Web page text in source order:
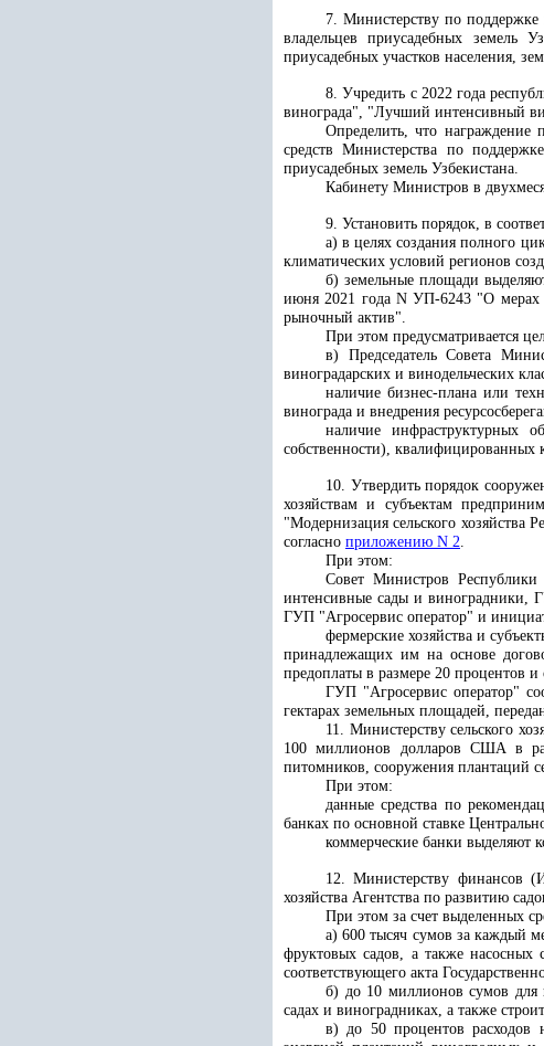
7. Министерству по
владельцев приусадебных земель
приусадебных участков населения,
8. Учредить с 2022 года
винограда", "Лучший интенсивный
Определить, что награждение
средств Министерства по
приусадебных земель Узбекистана.
Кабинету Министров в
9. Установить порядок, в
а) в целях создания полного
климатических условий регионов
б) земельные площади
июня 2021 года N УП-6243 "О мерах
рыночный актив".
При этом предусматривается
в) Председатель Совета
виноградарских и винодельческих
наличие бизнес-плана или
винограда и внедрения
наличие инфраструктурных
собственности), квалифицированных
10. Утвердить порядок
хозяйствам и субъектам
"Модернизация сельского хозяйства
согласно приложению N 2.
При этом:
Совет Министров Республики
интенсивные сады и виноградники,
ГУП "Агросервис оператор" и
фермерские хозяйства и
принадлежащих им на основе
предоплаты в размере 20 процентов
ГУП "Агросервис оператор"
гектарах земельных площадей,
11. Министерству сельского
100 миллионов долларов США в
питомников, сооружения плантаций
При этом:
данные средства по
банках по основной ставке
коммерческие банки выделяют
12. Министерству финансов
хозяйства Агентства по развитию
При этом за счет выделенных
а) 600 тысяч сумов за каждый
фруктовых садов, а также
соответствующего акта
б) до 10 миллионов сумов для
садах и виноградниках, а также
в) до 50 процентов расходов